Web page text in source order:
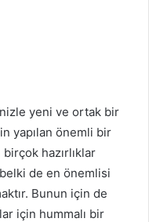
yeni ve ortak bir
yapılan önemli bir
hazırlıklar
de en önemlisi
Bunun için de
için hummalı bir